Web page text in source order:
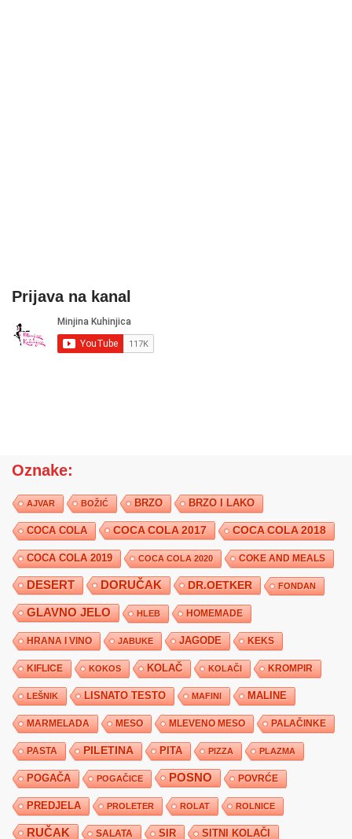
Prijava na kanal
Oznake:
AJVAR BOŽIĆ BRZO BRZO I LAKO
COCA COLA COCA COLA 2017 COCA COLA 2018
COCA COLA 2019 COCA COLA 2020 COKE AND MEALS
DESERT DORUČAK DR.OETKER FONDAN
GLAVNO JELO HLEB HOMEMADE
HRANA I VINO JABUKE JAGODE KEKS
KIFLICE KOKOS KOLAČ KOLAČI KROMPIR
LEŠNIK LISNATO TESTO MAFINI MALINE
MARMELADA MESO MLEVENO MESO PALAČINKE
PASTA PILETINA PITA PIZZA PLAZMA
POGAČA POGAČICE POSNO POVRĆE
PREDJELA PROLETER ROLAT ROLNICE
RUČAK SALATA SIR SITNI KOLAČI